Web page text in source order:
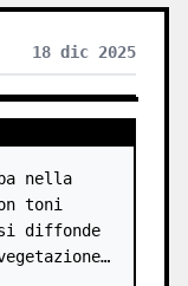
18 dic 2025
nella
toni
diffonde